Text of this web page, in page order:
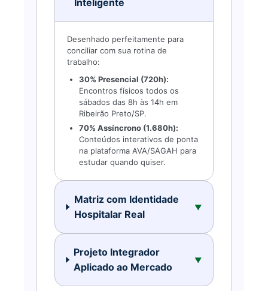
Inteligente
Desenhado perfeitamente para
conciliar com sua rotina de
trabalho:
30% Presencial (720h):
Encontros físicos todos os
sábados das 8h às 14h em
Ribeirão Preto/SP.
70% Assíncrono (1.680h):
Conteúdos interativos de ponta
na plataforma AVA/SAGAH para
estudar quando quiser.
Matriz com Identidade
Hospitalar Real
▼
Projeto Integrador
Aplicado ao Mercado
▼